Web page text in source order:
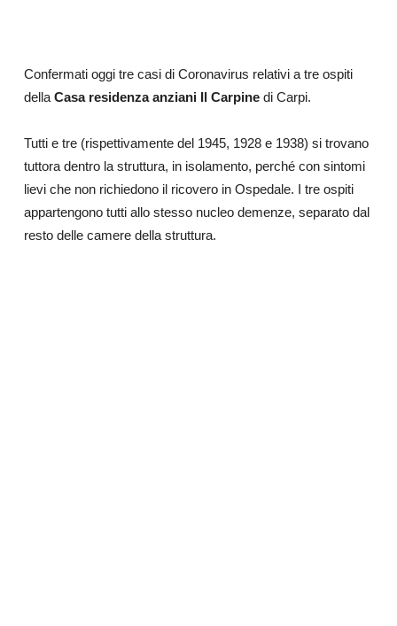
Confermati oggi tre casi di Coronavirus relativi a tre ospiti
dellaCasa residenza anziani Il Carpinedi Carpi.
Tutti e tre (rispettivamente del 1945, 1928 e 1938) si trovano
tuttora dentro la struttura, in isolamento, perché con sintomi
lievi che non richiedono il ricovero in Ospedale. I tre ospiti
appartengono tutti allo stesso nucleo demenze, separato dal
resto delle camere della struttura.